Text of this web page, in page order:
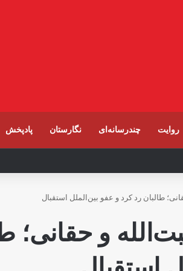
روایت چندرسانه‌ای نگارستان پادپخش
در افغانستان اولویت ماست
طالبان رد کرد و عفو بین‌الملل استقبال
و حقانی؛